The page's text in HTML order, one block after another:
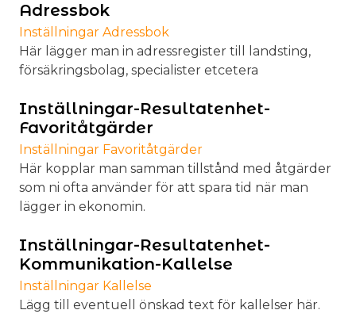
Adressbok
Inställningar Adressbok
Här lägger man in adressregister till landsting,
försäkringsbolag, specialister etcetera
Inställningar-Resultatenhet-
Favoritåtgärder
Inställningar Favoritåtgärder
Här kopplar man samman tillstånd med åtgärder
som ni ofta använder för att spara tid när man
lägger in ekonomin.
Inställningar-Resultatenhet-
Kommunikation-Kallelse
Inställningar Kallelse
Lägg till eventuell önskad text för kallelser här.